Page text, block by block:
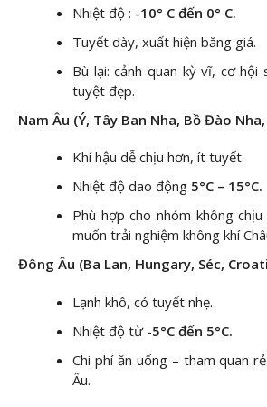
Nhiệt độ : -10° C đến 0° C.
Tuyết dày, xuất hiện băng giá.
Bù lại: cảnh quan kỳ vĩ, cơ hội
tuyệt đẹp.
Nam Âu (Ý, Tây Ban Nha, Bồ Đào
Khí hậu dễ chịu hơn, ít tuyết.
Nhiệt độ dao động 5°C – 15°C.
Phù hợp cho nhóm không
muốn trải nghiệm không khí
Đông Âu (Ba Lan, Hungary, Séc,
Lạnh khô, có tuyết nhẹ.
Nhiệt độ từ -5°C đến 5°C.
Chi phí ăn uống – tham quan
Âu.